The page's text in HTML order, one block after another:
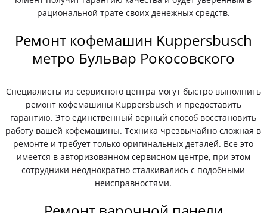
рациональной трате своих денежных средств.
Ремонт кофемашин Kuppersbusch
метро Бульвар Рокосовского
Специалисты из сервисного центра могут быстро выполнить
ремонт кофемашины Kuppersbusch и предоставить
гарантию. Это единственный верный способ восстановить
работу вашей кофемашины. Техника чрезвычайно сложная в
ремонте и требует только оригинальных деталей. Все это
имеется в авторизованном сервисном центре, при этом
сотрудники неоднократно сталкивались с подобными
неисправностями.